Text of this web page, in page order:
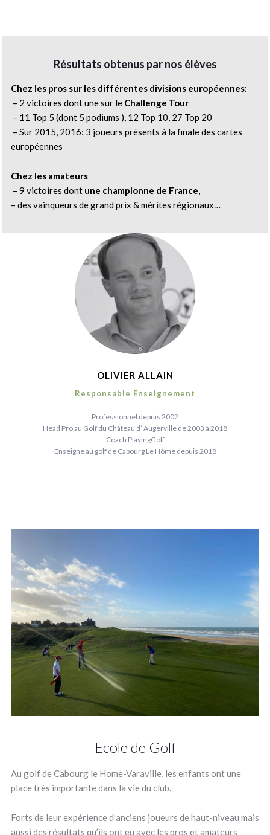
Résultats obtenus par nos élèves
Chez les pros sur les différentes divisions européennes:
– 2 victoires dont une sur le Challenge Tour
– 11 Top 5 (dont 5 podiums ), 12 Top 10, 27 Top 20
– Sur 2015, 2016: 3 joueurs présents à la finale des cartes
européennes
Chez les amateurs
– 9 victoires dont une championne de France,
– des vainqueurs de grand prix & mérites régionaux…
OLIVIER ALLAIN
Responsable Enseignement
Professionnel depuis 2002
Head Pro au Golf du Château d’ Augerville de 2003 à 2018
Coach PlayingGolf
Enseigne au golf de Cabourg Le Hôme depuis 2018
Ecole de Golf
Au golf de Cabourg le Home-Varaville, les enfants ont une
place très importante dans la vie du club.
Forts de leur expérience d’anciens joueurs de haut-niveau mais
aussi des résultats qu’ils ont eu avec les pros et amateurs